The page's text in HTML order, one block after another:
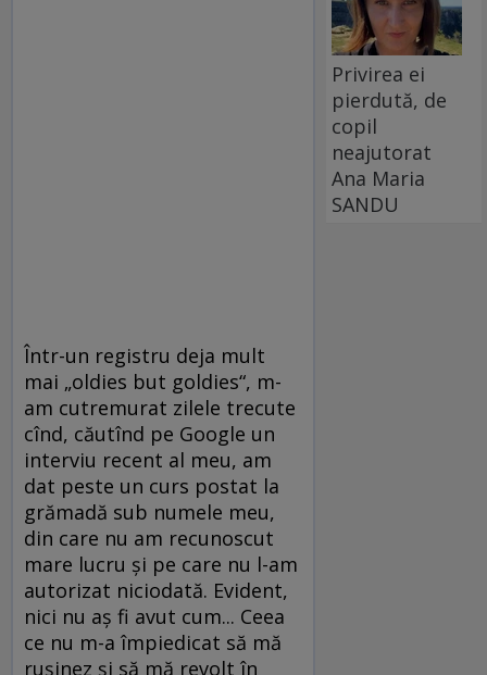
Într-un registru deja mult
mai „oldies but goldies“, m-
am cutremurat zilele trecute
cînd, căutînd pe Google un
interviu recent al meu, am
dat peste un curs postat la
grămadă sub numele meu,
din care nu am recunoscut
mare lucru şi pe care nu l-am
autorizat niciodată. Evident,
nici nu aş fi avut cum... Ceea
ce nu m-a împiedicat să mă
ruşinez şi să mă revolt în
Privirea ei
pierdută, de
copil
neajutorat
Ana Maria
SANDU